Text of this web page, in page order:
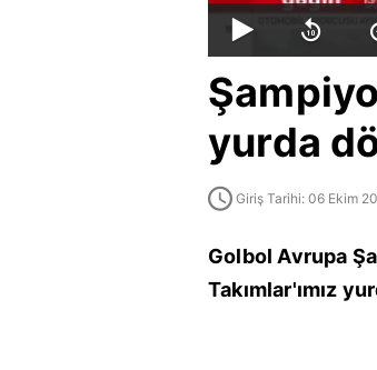
yurda
Giriş Tarihi: 06 Ekim
Golbol Avrupa
Takımlar'ımız